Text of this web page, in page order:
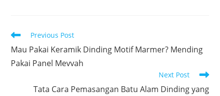
Read
articles
Previous Post
Mau Pakai Keramik Dinding Motif Marmer? Mending
Pakai Panel Mevvah
Next Post
Tata Cara Pemasangan Batu Alam Dinding yang